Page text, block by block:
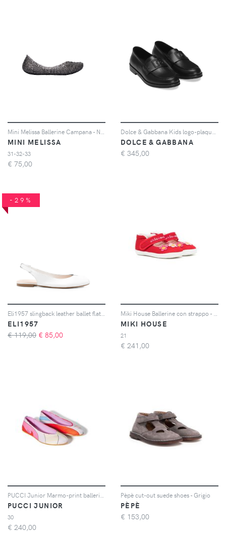
Mini Melissa Ballerine Campana - Nero
MINI MELISSA
31-32-33
€ 75,00
Dolce & Gabbana Kids logo-plaque leather loafers - Nero
DOLCE & GABBANA
€ 345,00
-29%
Eli1957 slingback leather ballet flats - Bianco
ELI1957
€ 119,00 € 85,00
Miki House Ballerine con strappo - Rosso
MIKI HOUSE
21
€ 241,00
PUCCI Junior Marmo-print ballerina shoes - Rosa
PUCCI JUNIOR
30
€ 240,00
Pèpè cut-out suede shoes - Grigio
PÈPÈ
€ 153,00